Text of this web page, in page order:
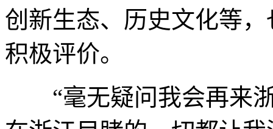
创新生态、历史文化等
积极评价。
“毫无疑问我会再来浙